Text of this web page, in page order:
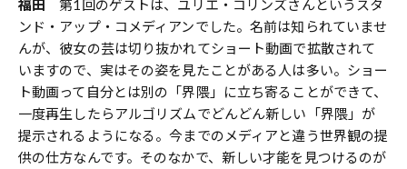
福田 第1回のゲストは、ユリエ・コリンズさんというスタ
ンド・アップ・コメディアンでした。名前は知られていませ
んが、彼女の芸は切り抜かれてショート動画で拡散されて
いますので、実はその姿を見たことがある人は多い。ショー
ト動画って自分とは別の「界隈」に立ち寄ることができて、
一度再生したらアルゴリズムでどんどん新しい「界隈」が
提示されるようになる。今までのメディアと違う世界観の提
供の仕方なんです。そのなかで、新しい才能を見つけるのが